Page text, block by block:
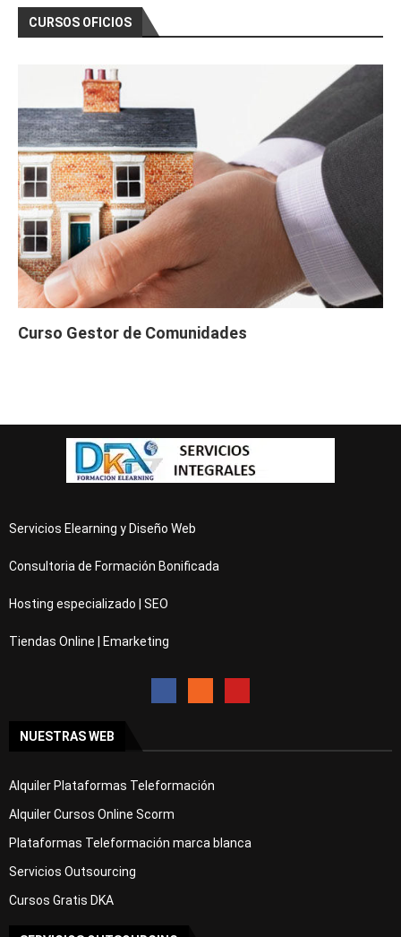
CURSOS OFICIOS
Curso Gestor de Comunidades
Servicios Elearning y Diseño Web
Consultoria de Formación Bonificada
Hosting especializado | SEO
Tiendas Online | Emarketing
NUESTRAS WEB
Alquiler Plataformas Teleformación
Alquiler Cursos Online Scorm
Plataformas Teleformación marca blanca
Servicios Outsourcing
Cursos Gratis DKA